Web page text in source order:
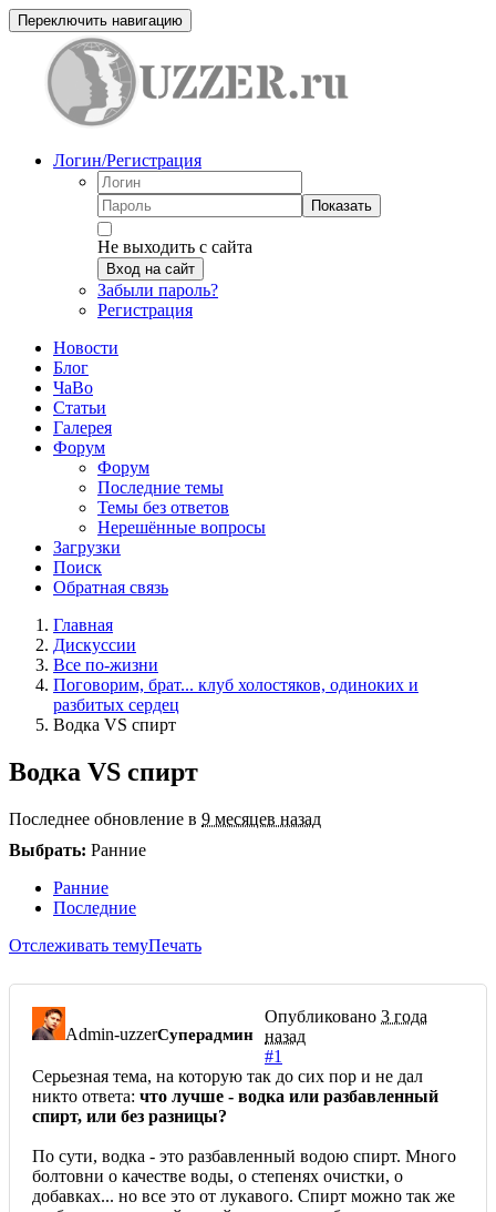
Переключить навигацию
Логин/Регистрация
Показать
Не выходить с сайта
Вход на сайт
Забыли пароль?
Регистрация
Новости
Блог
ЧаВо
Статьи
Галерея
Форум
Форум
Последние темы
Темы без ответов
Нерешённые вопросы
Загрузки
Поиск
Обратная связь
Главная
Дискуссии
Все по-жизни
Поговорим, брат... клуб холостяков, одиноких и
разбитых сердец
Водка VS спирт
Водка VS спирт
Последнее обновление в 9 месяцев назад
Выбрать: Ранние
Ранние
Последние
Отслеживать темуПечать
Admin-uzzerСуперадмин
Опубликовано 3 года
назад
#1
Серьезная тема, на которую так до сих пор и не дал
никто ответа: что лучше - водка или разбавленный
спирт, или без разницы?
По сути, водка - это разбавленный водою спирт. Много
болтовни о качестве воды, о степенях очистки, о
добавках... но все это от лукавого. Спирт можно так же